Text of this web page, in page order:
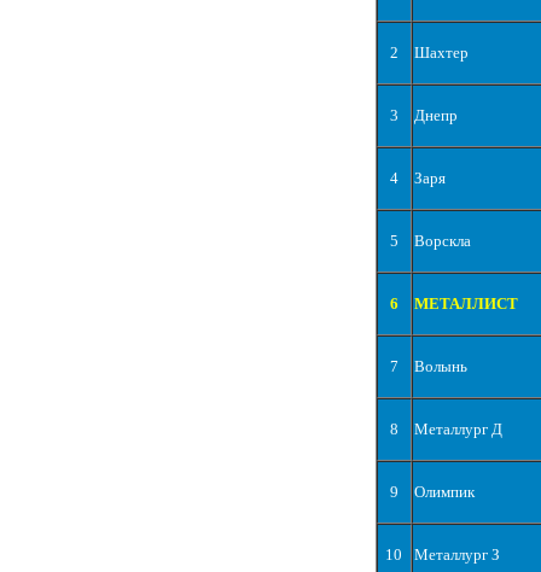
2 Шахтер
3 Днепр
4 Заря
5 Ворскла
6 МЕТАЛЛИСТ
7 Волынь
8 Металлург Д
9 Олимпик
10 Металлург З